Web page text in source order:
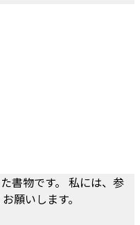
書物です。 私には、参
願いします。